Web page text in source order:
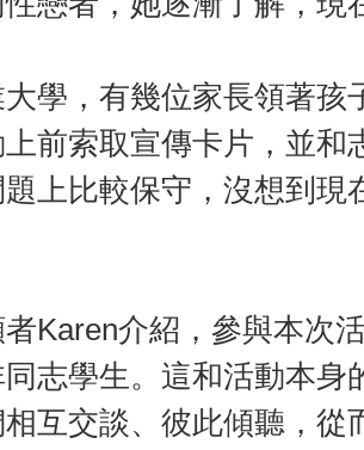
學，有幾位家長領著孩
前索取宣傳卡片，並和
上比較保守，沒想到現
Karen介紹，參與本次
志學生。這和活動本
相互交談、彼此傾聽，